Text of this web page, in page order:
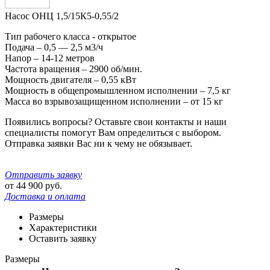
Насос ОНЦ 1,5/15К5-0,55/2
Тип рабочего класса - открытое
Подача – 0,5 — 2,5 м3/ч
Напор – 14-12 метров
Частота вращения – 2900 об/мин.
Мощность двигателя – 0,55 кВт
Мощность в общепромышленном исполнении – 7,5 кг
Масса во взрывозащищенном исполнении – от 15 кг
Появились вопросы? Оставьте свои контакты и наши
специалисты помогут Вам определиться с выбором.
Отправка заявки Вас ни к чему не обязывает.
Отправить заявку
от 44 900 руб.
Доставка и оплата
Размеры
Характеристики
Оставить заявку
Размеры